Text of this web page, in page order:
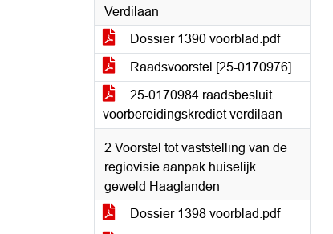
Verdilaan
Dossier 1390 voorblad.pdf
Raadsvoorstel [25-0170976]
25-0170984 raadsbesluit
voorbereidingskrediet verdilaan
2 Voorstel tot vaststelling van de
regiovisie aanpak huiselijk
geweld Haaglanden
Dossier 1398 voorblad.pdf